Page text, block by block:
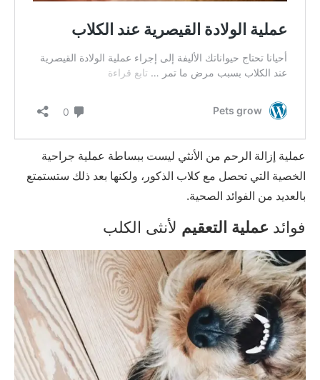
عملية إزالة الرحم من الأنثي ليست ببساطة عملية جراحية
الخصية التي تحصل مع كلاب الذكور، ولكنها بعد ذلك ستستمتع
بالعديد من الفوائد الصحية.
فوائد عملية التعقيم لأنثى الكلب